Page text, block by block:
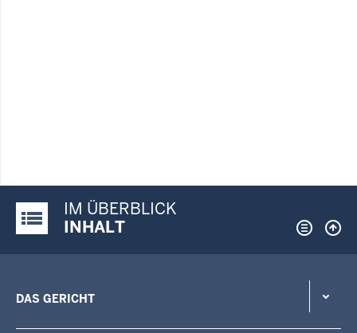
Justiz-Portal im Überblick:
IM ÜBERBLICK
INHALT
DAS GERICHT